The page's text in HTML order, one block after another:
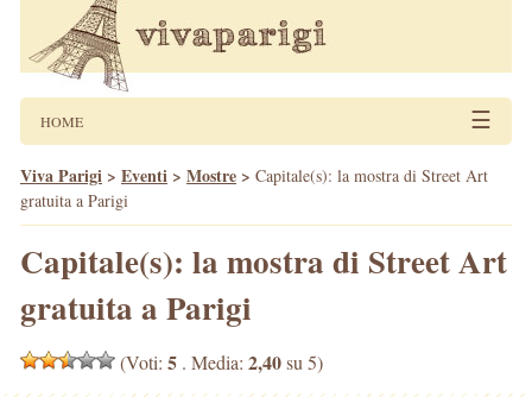
HOME ☰
Viva Parigi > Eventi > Mostre > Capitale(s): la mostra di Street Art
gratuita a Parigi
Capitale(s): la mostra di Street Art
gratuita a Parigi
(Voti: 5 . Media: 2,40su 5)